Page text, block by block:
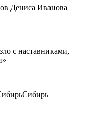
Дениса Иванова
с наставниками,